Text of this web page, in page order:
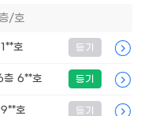
7.32억
'21. 06
/호
호 등기
층 6**호 등기
호 등기